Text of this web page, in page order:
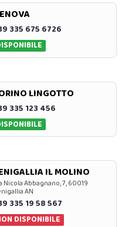
335 675 6726
LINGOTTO
335 123 456
IL MOLINO
Nicola Abbagnano, 7, 60019
AN
335 19 58 567
DISPONIBILE